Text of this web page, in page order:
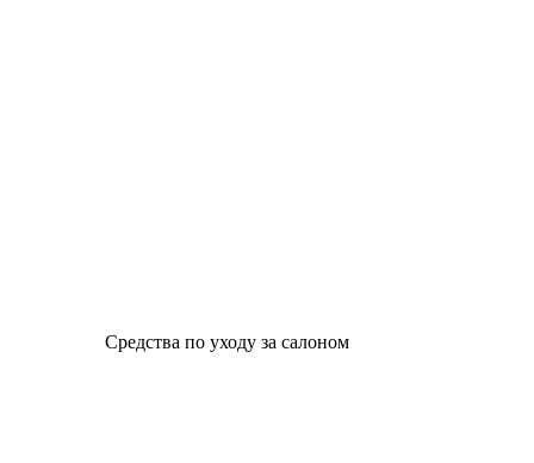
Средства по уходу за салоном